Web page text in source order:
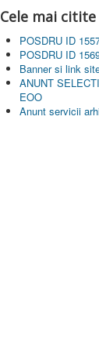
Cele mai citite
POSDRU ID
POSDRU ID
Banner si link
ANUNT
EOO
Anunt servicii